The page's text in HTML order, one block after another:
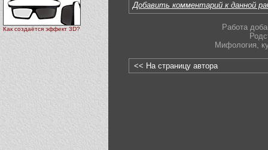
Как создаётся эффект 3D?
Добавить комментарий к данной
Работа
Мифология,
<< На страницу автора